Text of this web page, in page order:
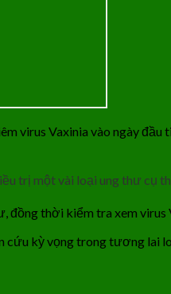
virus Vaxinia vào ngày
trị một vài loại ung thư cụ
đồng thời kiểm tra xem
kỳ vọng trong tương lai